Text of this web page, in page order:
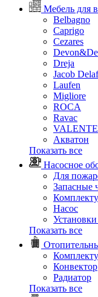
Мебель для
Belbagno
Caprigo
Cezares
Dreja
Jacob
Laufen
Migliore
ROCA
Rаvac
VALENTE
Акватон
Показать все
Насосное
Для
Запасные
Насос
Показать все
Конвектор
Радиатор
Показать все